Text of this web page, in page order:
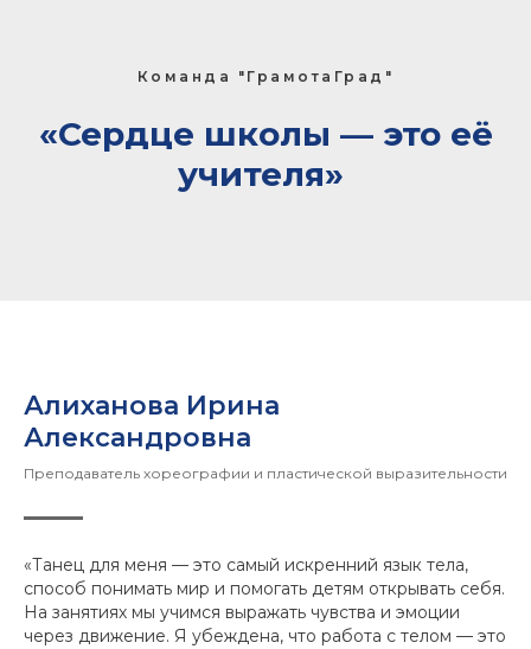
Команда "ГрамотаГрад"
«Сердце школы — это её
учителя»
Алиханова Ирина
Александровна
Преподаватель хореографии и пластической выразительности
«Танец для меня — это самый искренний язык тела,
способ понимать мир и помогать детям открывать себя.
На занятиях мы учимся выражать чувства и эмоции
через движение. Я убеждена, что работа с телом — это